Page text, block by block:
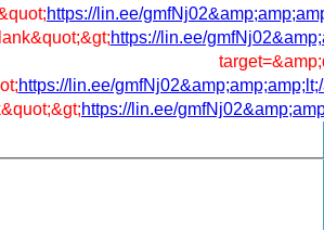
https://lin.ee/
https://lin.ee/
https://lin.ee/
https://lin.ee/